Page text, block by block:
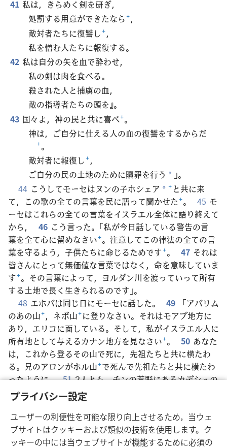
プライバシー設定
ユーザーの利便性を可能な限り向上させるため，当ウェ
ブサイトはクッキーおよび類似の技術を使用します。ク
ッキーの中には当ウェブサイトが機能するために必須の
41 私は，きらめく剣を研ぎ，
処罰する用意ができたなら+，
敵対者たちに復讐し+，
私を憎む人たちに報復する。
42 私は自分の矢を血で酔わせ，
私の剣は肉を食べる。
殺された人と捕虜の血，
敵の指導者たちの頭を』。
43 国々よ，神の民と共に喜べ+。
神は，ご自分に仕える人の血の復讐をするからだ
+。
敵対者に報復し+，
ご自分の民の土地のために贖罪を行う * 」。
44 こうしてモーセはヌンの子ホシェア * +と共に来
て，この歌の全ての言葉を民に語って聞かせた+。 45 モ
ーセはこれらの全ての言葉をイスラエル全体に語り終えて
から，
46 こう言った。「私が今日話している警告の言
葉を全て心に留めなさい+。注意してこの律法の全ての言
葉を守るよう，子供たちに命じるためです+。 47 それは
皆さんにとって無価値な言葉ではなく，命を意味していま
す+。その言葉によって，ヨルダン川を渡っていって所有
する土地で長く生きられるのです」。
48 エホバは同じ日にモーセに話した。 49
「アバリム
のあの山+，ネボ山+に登りなさい。それはモアブ地方に
あり，エリコに面している。そして，私がイスラエル人に
所有地として与えるカナン地方を見なさい+。 50 あなた
は，これから登るその山で死に，先祖たちと共に横たわ
る。兄のアロンがホル山+で死んで先祖たちと共に横たわ
ったように。512人とも，チンの荒野にあるカデシュの
メリバの水の所で，イスラエル人の間で私に不忠実だった
からだ
+
。イスラエルの民の前で私を神聖なものとしなか
ったのだ+。 52あなたは，私がイスラエルの民に与える
土地を遠くから見るが，そこに入ることはない+」。